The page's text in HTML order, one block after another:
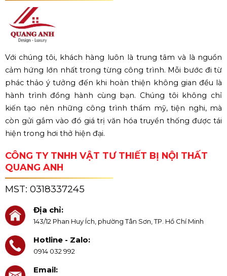
Với chúng tôi, khách hàng luôn là trung tâm và là nguồn
cảm hứng lớn nhất trong từng công trình. Mỗi bước đi từ
phác thảo ý tưởng đến khi hoàn thiện không gian đều là
hành trình đồng hành cùng bạn. Chúng tôi không chỉ
kiến tạo nên những công trình thẩm mỹ, tiện nghi, mà
còn gửi gắm vào đó giá trị văn hóa truyền thống được tái
hiện trong hơi thở hiện đại.
CÔNG TY TNHH VẬT TƯ THIẾT BỊ NỘI THẤT
QUANG ANH
MST: 0318337245
Địa chỉ:
143/12 Phan Huy Ích, phường Tân Sơn, TP. Hồ Chí Minh
Hotline - Zalo:
0914 032 992
Email: